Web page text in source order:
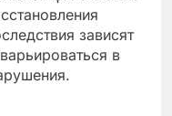
зависят
в